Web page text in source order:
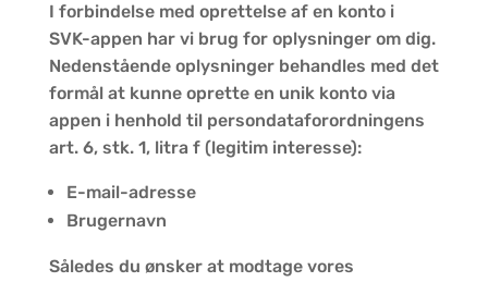
I forbindelse med oprettelse af en konto i
SVK-appen har vi brug for oplysninger om dig.
Nedenstående oplysninger behandles med det
formål at kunne oprette en unik konto via
appen i henhold til persondataforordningens
art. 6, stk. 1, litra f (legitim interesse):
E-mail-adresse
Brugernavn
Således du ønsker at modtage vores